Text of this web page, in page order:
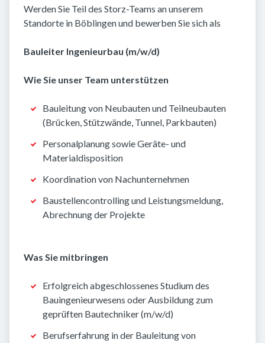
Werden Sie Teil des Storz-Teams an unserem
Standorte in Böblingen und bewerben Sie sich als
Bauleiter Ingenieurbau (m/w/d)
Wie Sie unser Team unterstützen
Bauleitung von Neubauten und Teilneubauten
(Brücken, Stützwände, Tunnel, Parkbauten)
Personalplanung sowie Geräte- und
Materialdisposition
Koordination von Nachunternehmen
Baustellencontrolling und Leistungsmeldung,
Abrechnung der Projekte
Was Sie mitbringen
Erfolgreich abgeschlossenes Studium des
Bauingenieurwesens oder Ausbildung zum
geprüften Bautechniker (m/w/d)
Berufserfahrung in der Bauleitung von